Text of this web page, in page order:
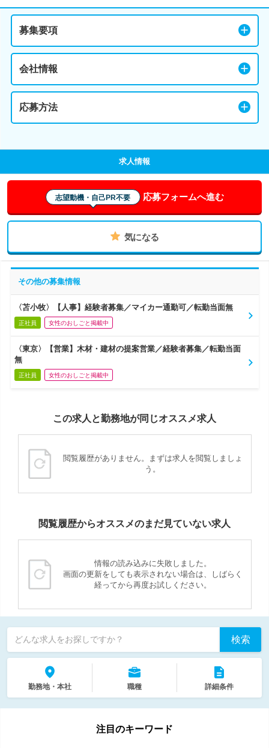
募集要項
会社情報
応募方法
求人情報
志望動機・自己PR不要 応募フォームへ進む
気になる
その他の募集情報
〈苫小牧〉【人事】経験者募集／マイカー通勤可／転勤当面無
正社員 女性のおしごと掲載中
〈東京〉【営業】木材・建材の提案営業／経験者募集／転勤当面
無
正社員 女性のおしごと掲載中
この求人と勤務地が同じオススメ求人
閲覧履歴がありません。まずは求人を閲覧しましょ
う。
閲覧履歴からオススメのまだ見ていない求人
情報の読み込みに失敗しました。
画面の更新をしても表示されない場合は、しばらく
経ってから再度お試しください。
どんな求人をお探しですか？ 検索
勤務地・本社 職種 詳細条件
注目のキーワード